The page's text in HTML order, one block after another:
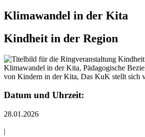
Klimawandel in der Kita
Kindheit in der Region
Datum und Uhrzeit:
28.01.2026
|